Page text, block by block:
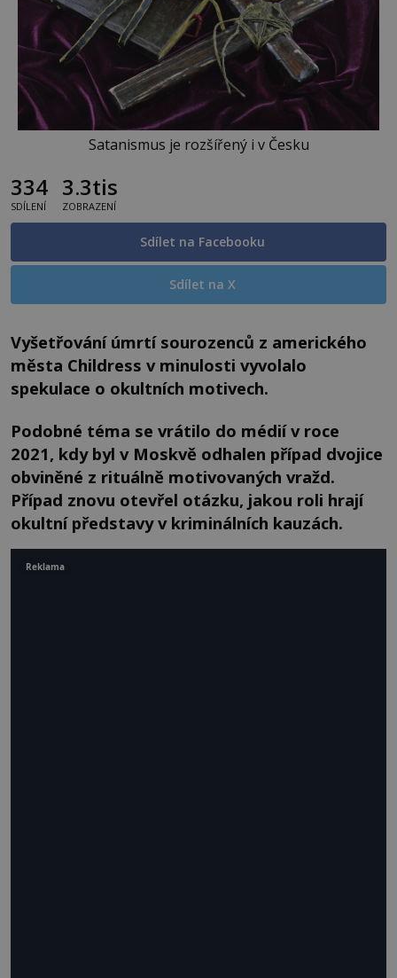
Satanismus je rozšířený i v Česku
334
SDÍLENÍ
3.3tis
ZOBRAZENÍ
Sdílet na Facebooku
Sdílet na X
Vyšetřování úmrtí sourozenců z amerického
města Childress v minulosti vyvolalo
spekulace o okultních motivech.
Podobné téma se vrátilo do médií v roce
2021, kdy byl v Moskvě odhalen případ dvojice
obviněné z rituálně motivovaných vražd.
Případ znovu otevřel otázku, jakou roli hrají
okultní představy v kriminálních kauzách.
Reklama